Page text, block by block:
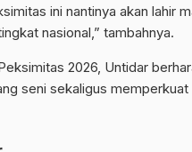
ini nantinya akan lahir
nasional,” tambahnya.
2026, Untidar
seni sekaligus